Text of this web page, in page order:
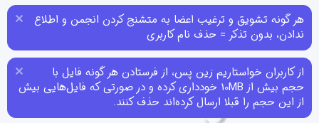
هر گونه تشویق و ترغیب اعضا به متشنج کردن انجمن و اطلاع
ندادن، بدون تذکر = حذف نام کاربری
از کاربران خواستاریم زین پس، از فرستادن هر گونه فایل با
حجم بیش از 10MB خودداری کرده و در صورتی که فایل‌هایی بیش
از این حجم را قبلا ارسال کرده‌اند حذف کنند.